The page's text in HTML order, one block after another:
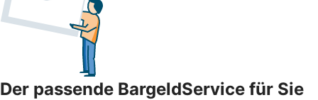
Der passende BargeldService für Sie